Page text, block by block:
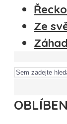
Řecko
Ze